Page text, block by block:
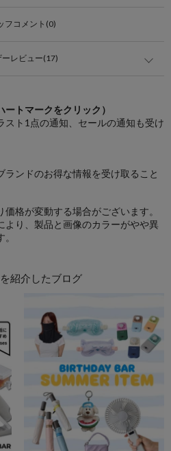
フコメント(0)
レビュー(17)
トマークをクリック）
スト1点の通知、セールの通知も受け
ンドのお得な情報を受け取ること
格が変動する場合がございます。
り、製品と画像のカラーがやや異
紹介したブログ